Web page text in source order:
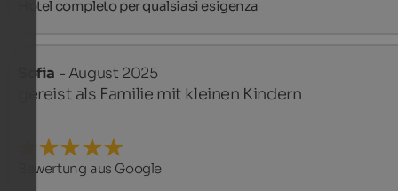
Hotel completo per qualsiasi esigenza
Sofia - August 2025
gereist als Familie mit kleinen Kindern
Bewertung aus Google